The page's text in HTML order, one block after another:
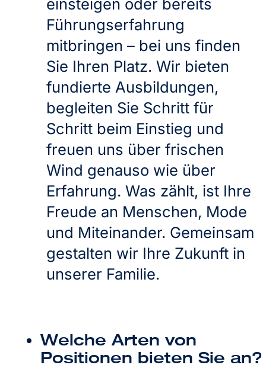
einsteigen oder bereits
Führungserfahrung
mitbringen – bei uns finden
Sie Ihren Platz. Wir bieten
fundierte Ausbildungen,
begleiten Sie Schritt für
Schritt beim Einstieg und
freuen uns über frischen
Wind genauso wie über
Erfahrung. Was zählt, ist Ihre
Freude an Menschen, Mode
und Miteinander. Gemeinsam
gestalten wir Ihre Zukunft in
unserer Familie.
Welche Arten von
Positionen bieten Sie an?